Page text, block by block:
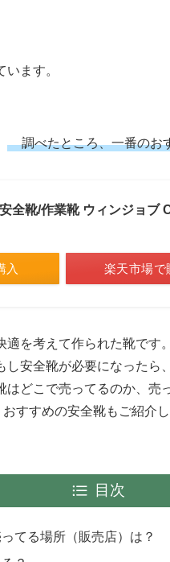
ます。
調べたところ、一番の
全靴/作業靴 ウィンジョブ
入 楽天市場で
を考えて作られた靴です
安全靴が必要になったら
はどこで売ってるのか、売
すすめの安全靴もご紹介
目次
てる場所（販売店）は？